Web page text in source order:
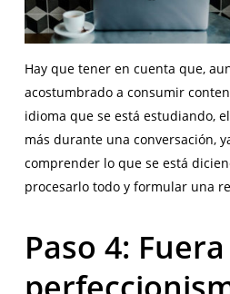
Hay que tener en cuenta que,
acostumbrado a consumir
idioma que se está estudiando,
más durante una conversación,
comprender lo que se está
procesarlo todo y formular una
Paso 4: